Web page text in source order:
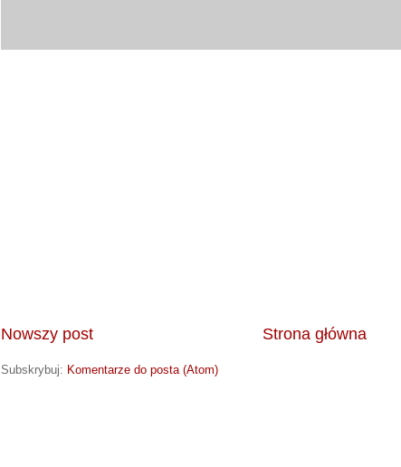
Nowszy post Strona główna
Subskrybuj: Komentarze do posta (Atom)